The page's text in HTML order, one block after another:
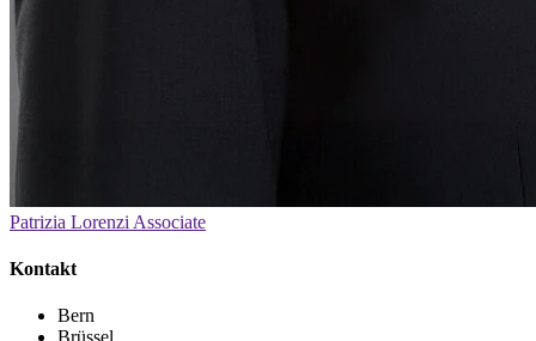
Patrizia Lorenzi Associate
Kontakt
Bern